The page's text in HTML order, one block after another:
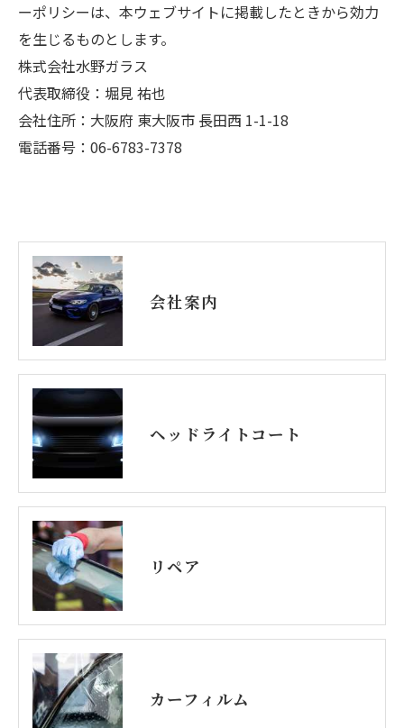
ーポリシーは、本ウェブサイトに掲載したときから効力
を生じるものとします。
株式会社水野ガラス
代表取締役：堀見 祐也
会社住所：大阪府 東大阪市 長田西 1-1-18
電話番号：06-6783-7378
会社案内
ヘッドライトコート
リペア
カーフィルム